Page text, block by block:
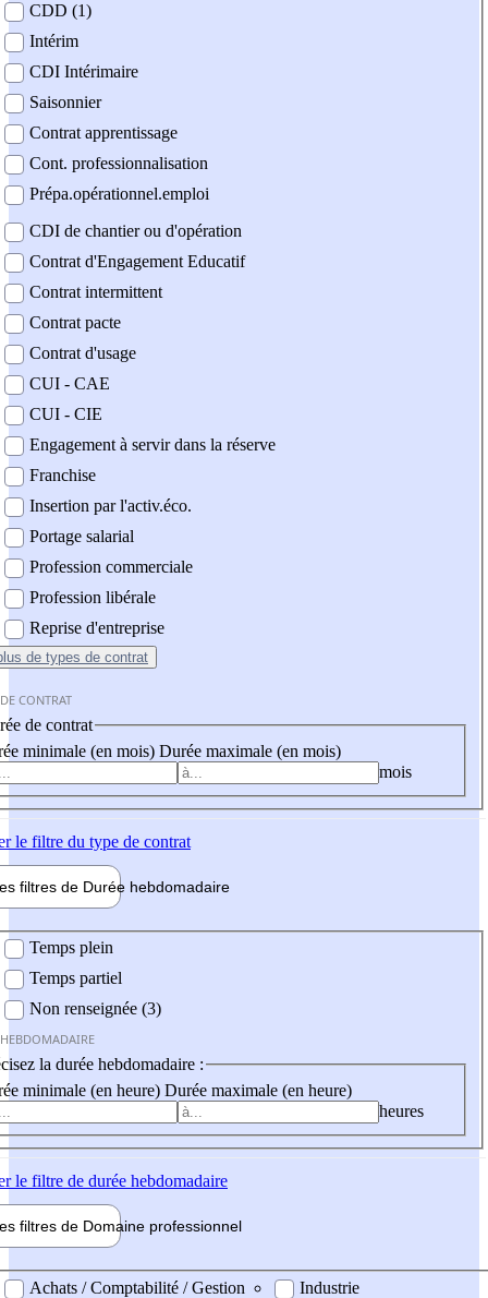
CDD (1)
Intérim
CDI Intérimaire
Saisonnier
Contrat apprentissage
Cont. professionnalisation
Prépa.opérationnel.emploi
CDI de chantier ou d'opération
Contrat d'Engagement Educatif
Contrat intermittent
Contrat pacte
Contrat d'usage
CUI - CAE
CUI - CIE
Engagement à servir dans la réserve
Franchise
Insertion par l'activ.éco.
Portage salarial
Profession commerciale
Profession libérale
Reprise d'entreprise
de types de contrat
CONTRAT
de contrat
minimale (en mois) Durée maximale (en mois)
mois
le filtre du type de contrat
filtres de Durée hebdomadaire
Temps plein
Temps partiel
Non renseignée (3)
la durée hebdomadaire :
minimale (en heure) Durée maximale (en heure)
heures
le filtre de durée hebdomadaire
filtres de Domaine professionnel
professionel
Achats / Comptabilité / Gestion
Industrie